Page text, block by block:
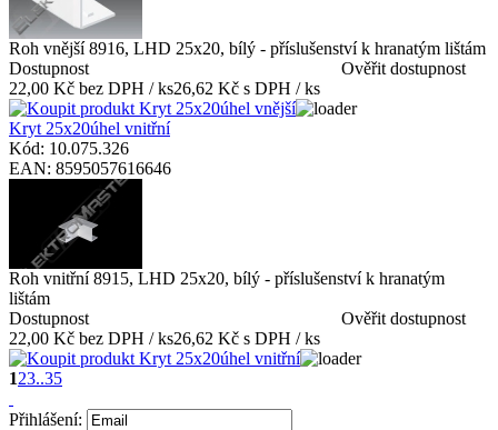
Roh vnější 8916, LHD 25x20, bílý - příslušenství k hranatým lištám
Dostupnost
Ověřit dostupnost
22,00 Kč bez DPH / ks26,62 Kč s DPH / ks
Kryt 25x20úhel vnitřní
Kód: 10.075.326
EAN: 8595057616646
Roh vnitřní 8915, LHD 25x20, bílý - příslušenství k hranatým
lištám
Dostupnost
Ověřit dostupnost
22,00 Kč bez DPH / ks26,62 Kč s DPH / ks
123..35
Přihlášení: